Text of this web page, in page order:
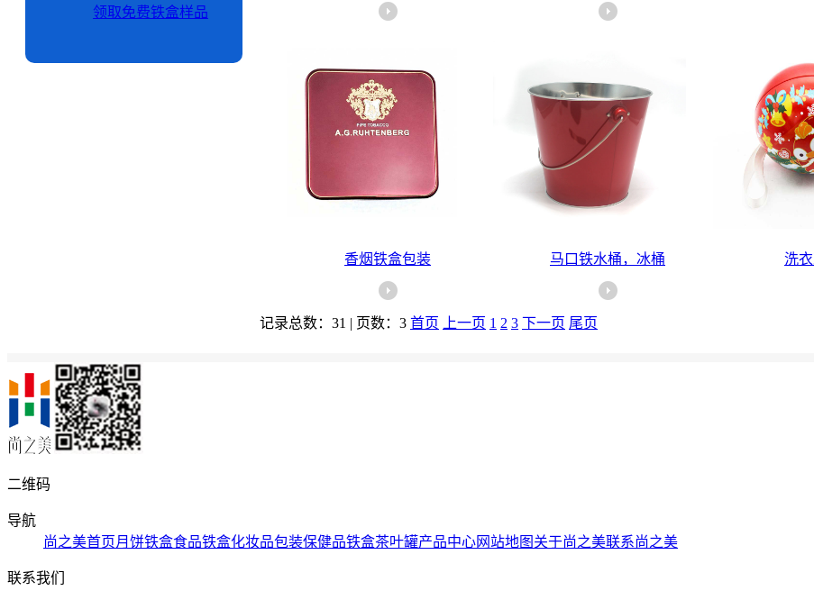
香烟铁盒包装 马口铁水桶，冰桶 洗
记录总数：31 | 页数：3 首页 上一页 1 2 3 下一页 尾页
领取免费铁盒样品
二维码
导航
尚之美首页月饼铁盒食品铁盒化妆品包装保健品铁盒茶叶罐产品中心网站地图 关于尚之美联系尚之美
联系我们